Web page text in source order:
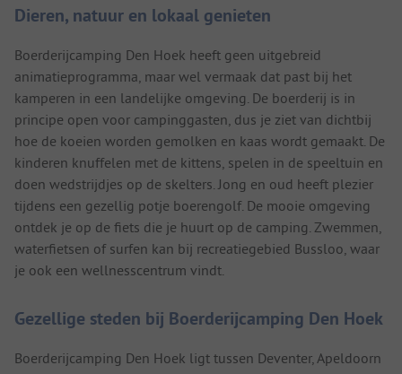
Dieren, natuur en lokaal genieten
Boerderijcamping Den Hoek heeft geen uitgebreid
animatieprogramma, maar wel vermaak dat past bij het
kamperen in een landelijke omgeving. De boerderij is in
principe open voor campinggasten, dus je ziet van dichtbij
hoe de koeien worden gemolken en kaas wordt gemaakt. De
kinderen knuffelen met de kittens, spelen in de speeltuin en
doen wedstrijdjes op de skelters. Jong en oud heeft plezier
tijdens een gezellig potje boerengolf. De mooie omgeving
ontdek je op de fiets die je huurt op de camping. Zwemmen,
waterfietsen of surfen kan bij recreatiegebied Bussloo, waar
je ook een wellnesscentrum vindt.
Gezellige steden bij Boerderijcamping Den Hoek
Boerderijcamping Den Hoek ligt tussen Deventer, Apeldoorn